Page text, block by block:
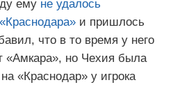
ему не удалось
и пришлось
что в то время у него
«Амкара», но Чехия была
«Краснодар» у игрока